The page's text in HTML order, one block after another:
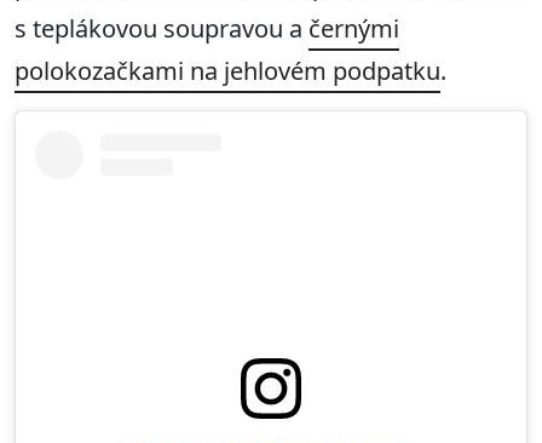
s teplákovou soupravou a černými
polokozačkami na jehlovém podpatku.